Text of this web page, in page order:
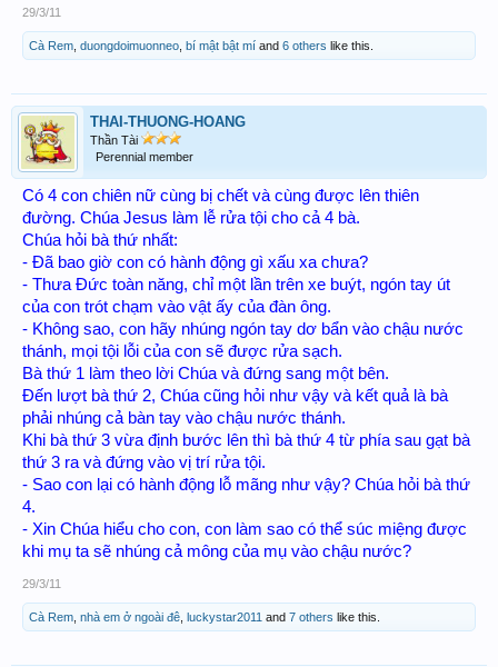
29/3/11
Cà Rem duongdoimuonneo bí mật bật mí and 6 others like this.
THAI-THUONG-HOANG
Thần Tài
Perennial member
Có 4 con chiên nữ cùng bị chết và cùng được lên thiên
đường. Chúa Jesus làm lễ rửa tội cho cả 4 bà.
Chúa hỏi bà thứ nhất:
- Đã bao giờ con có hành động gì xấu xa chưa?
- Thưa Đức toàn năng, chỉ một lần trên xe buýt, ngón tay út
của con trót chạm vào vật ấy của đàn ông.
- Không sao, con hãy nhúng ngón tay dơ bẩn vào chậu nước
thánh, mọi tội lỗi của con sẽ được rửa sạch.
Bà thứ 1 làm theo lời Chúa và đứng sang một bên.
Đến lượt bà thứ 2, Chúa cũng hỏi như vậy và kết quả là bà
phải nhúng cả bàn tay vào chậu nước thánh.
Khi bà thứ 3 vừa định bước lên thì bà thứ 4 từ phía sau gạt bà
thứ 3 ra và đứng vào vị trí rửa tội.
- Sao con lại có hành động lỗ mãng như vậy? Chúa hỏi bà thứ
4.
- Xin Chúa hiểu cho con, con làm sao có thể súc miệng được
khi mụ ta sẽ nhúng cả mông của mụ vào chậu nước?
29/3/11
Cà Rem nhà em ở ngoài đê luckystar2011 and 7 others like this.